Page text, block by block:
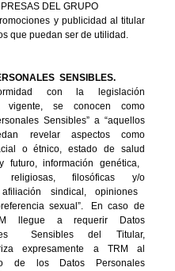
DEL GRUPO
y publicidad al titular
que puedan ser de utilidad.
SENSIBLES.
con la legislación
vigente, se conocen como
Sensibles” a “aquellos
revelar aspectos como
o étnico, estado de salud
futuro, información genética,
religiosas, filosóficas y/o
sindical, opiniones
sexual”. En caso de
llegue a requerir Datos
Sensibles del Titular,
expresamente a TRM al
de los Datos Personales